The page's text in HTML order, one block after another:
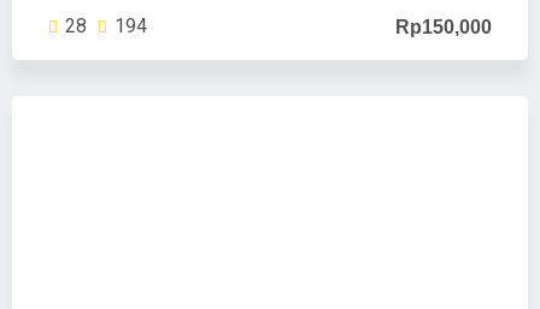
28 194 Rp150,000